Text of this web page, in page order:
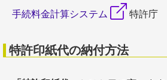
手続料金計算システム 特許庁
特許印紙代の納付方法